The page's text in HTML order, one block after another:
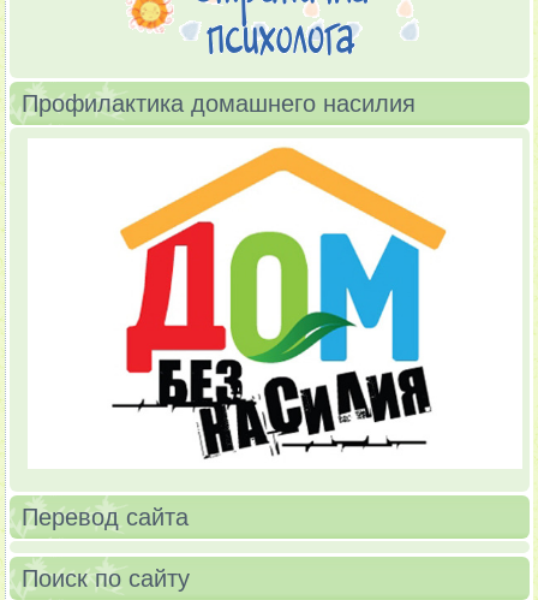
Профилактика домашнего насилия
Перевод сайта
Поиск по сайту